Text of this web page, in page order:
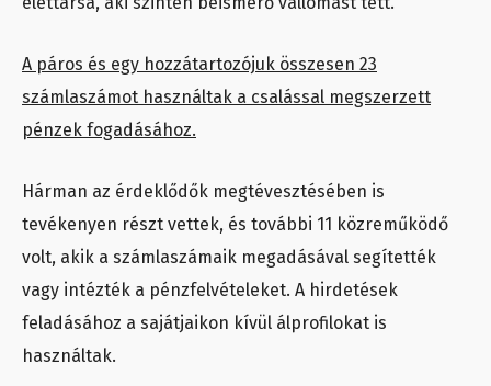
A páros és egy hozzátartozójuk összesen 23
számlaszámot használtak a csalással megszerzett
pénzek fogadásához.
Hárman az érdeklődők megtévesztésében is
tevékenyen részt vettek, és további 11 közreműködő
volt, akik a számlaszámaik megadásával segítették
vagy intézték a pénzfelvételeket. A hirdetések
feladásához a sajátjaikon kívül álprofilokat is
használtak.